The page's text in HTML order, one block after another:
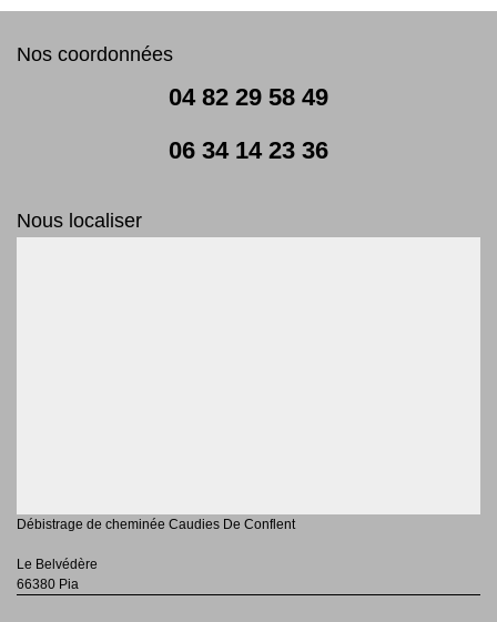
Nos coordonnées
04 82 29 58 49
06 34 14 23 36
Nous localiser
Débistrage de cheminée Caudies De Conflent
Le Belvédère
66380 Pia